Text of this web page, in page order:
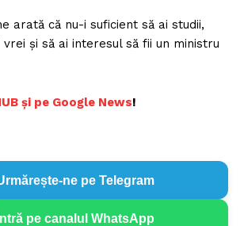
arată că nu-i suficient să ai studii,
și să ai interesul să fii un ministru
și pe Google News!
ne pe Telegram
Intră pe canalul WhatsApp